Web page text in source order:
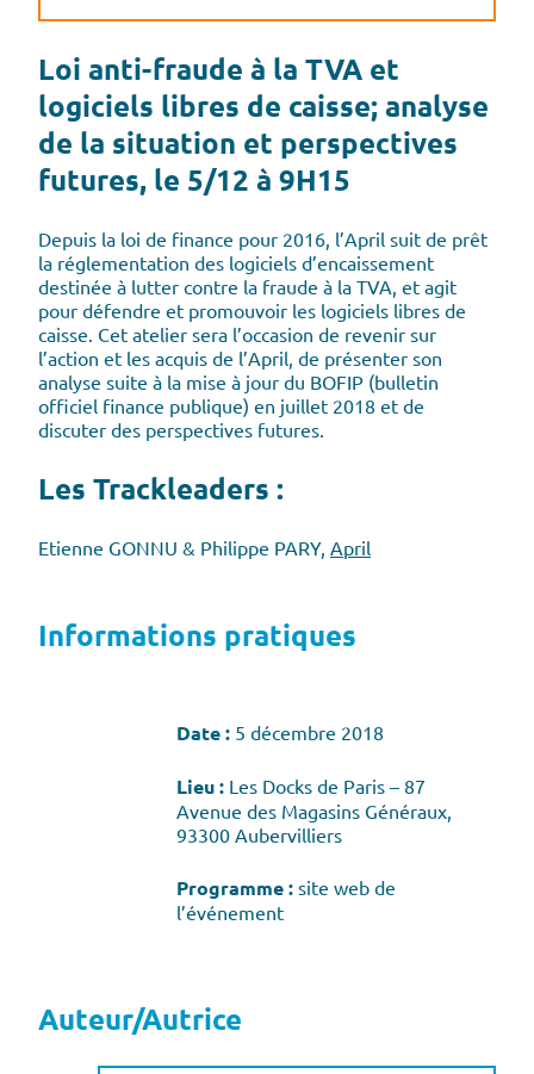
Loi anti-fraude à la TVA et
logiciels libres de caisse; analyse
de la situation et perspectives
futures, le 5/12 à 9H15
Depuis la loi de finance pour 2016, l’April suit de prêt
la réglementation des logiciels d’encaissement
destinée à lutter contre la fraude à la TVA, et agit
pour défendre et promouvoir les logiciels libres de
caisse. Cet atelier sera l’occasion de revenir sur
l’action et les acquis de l’April, de présenter son
analyse suite à la mise à jour du BOFIP (bulletin
officiel finance publique) en juillet 2018 et de
discuter des perspectives futures.
Les Trackleaders :
Etienne GONNU & Philippe PARY, April
Informations pratiques
Date : 5 décembre 2018
Lieu : Les Docks de Paris – 87
Avenue des Magasins Généraux,
93300 Aubervilliers
Programme : site web de
l’événement
Auteur/Autrice